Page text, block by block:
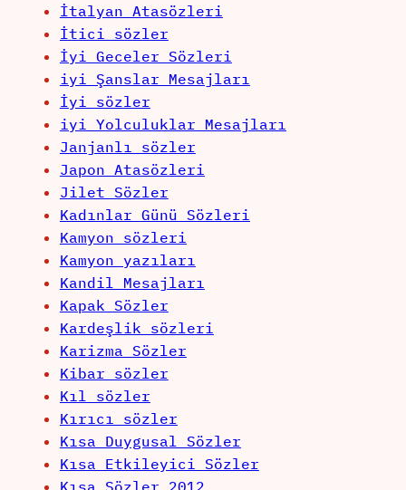
İtalyan Atasözleri
İtici sözler
İyi Geceler Sözleri
iyi Şanslar Mesajları
İyi sözler
iyi Yolculuklar Mesajları
Janjanlı sözler
Japon Atasözleri
Jilet Sözler
Kadınlar Günü Sözleri
Kamyon sözleri
Kamyon yazıları
Kandil Mesajları
Kapak Sözler
Kardeşlik sözleri
Karizma Sözler
Kibar sözler
Kıl sözler
Kırıcı sözler
Kısa Duygusal Sözler
Kısa Etkileyici Sözler
Kısa Sözler 2012